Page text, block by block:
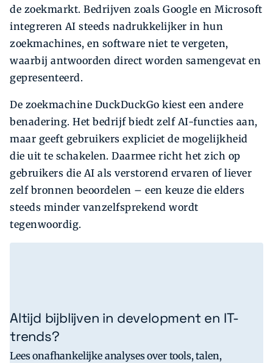
de zoekmarkt. Bedrijven zoals Google en Microsoft
integreren AI steeds nadrukkelijker in hun
zoekmachines, en software niet te vergeten,
waarbij antwoorden direct worden samengevat en
gepresenteerd.
De zoekmachine DuckDuckGo kiest een andere
benadering. Het bedrijf biedt zelf AI-functies aan,
maar geeft gebruikers expliciet de mogelijkheid
die uit te schakelen. Daarmee richt het zich op
gebruikers die AI als verstorend ervaren of liever
zelf bronnen beoordelen – een keuze die elders
steeds minder vanzelfsprekend wordt
tegenwoordig.
Altijd bijblijven in development en IT-
trends?
Lees onafhankelijke analyses over tools, talen,